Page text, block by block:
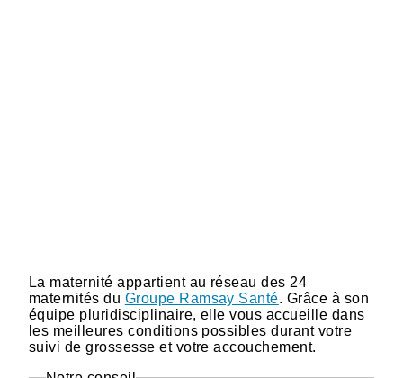
La maternité appartient au réseau des 24
maternités du Groupe Ramsay Santé. Grâce à son
équipe pluridisciplinaire, elle vous accueille dans
les meilleures conditions possibles durant votre
suivi de grossesse et votre accouchement.